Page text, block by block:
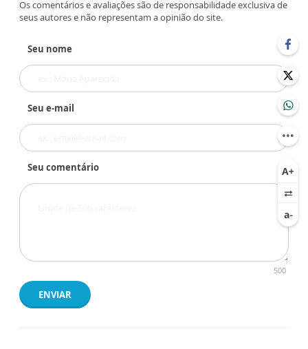
Os comentários e avaliações são de responsabilidade exclusiva de
seus autores e não representam a opinião do site.
Seu nome
Seu e-mail
Seu comentário
500
ENVIAR